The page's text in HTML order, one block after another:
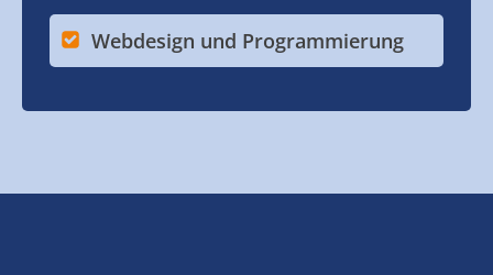
Webdesign und Programmierung